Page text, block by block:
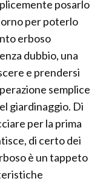
posarlo
per poterlo
erboso
dubbio, una
e prendersi
semplice
giardinaggio. Di
per la prima
di certo dei
è un tappeto